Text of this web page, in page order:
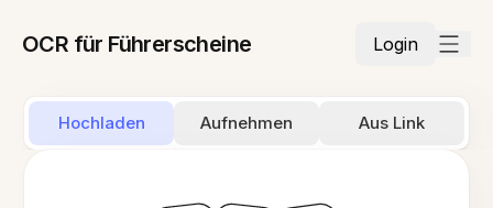
OCR für Führerscheine Login
Hochladen Aufnehmen Aus Link